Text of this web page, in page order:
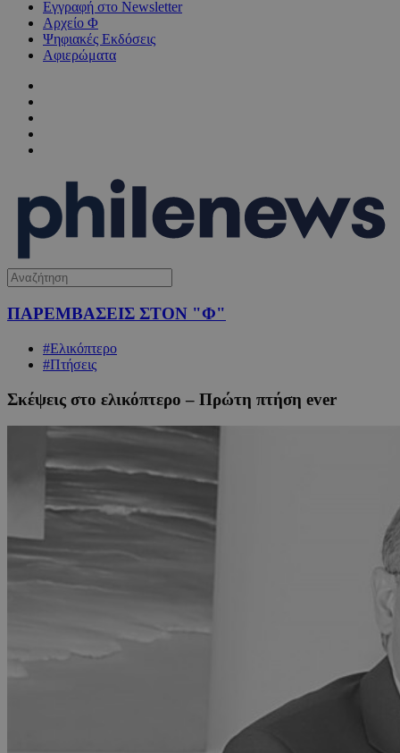
Εγγραφή στο Newsletter
Αρχείο Φ
Ψηφιακές Εκδόσεις
Αφιερώματα
ΠΑΡΕΜΒΑΣΕΙΣ ΣΤΟΝ "Φ"
#Ελικόπτερο
#Πτήσεις
Σκέψεις στο ελικόπτερο – Πρώτη πτήση ever